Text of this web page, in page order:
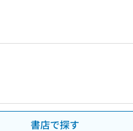
書店で探す